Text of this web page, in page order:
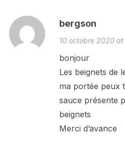
bergson
10 octobre 2020 at
bonjour
Les beignets de
ma portée peux
sauce présente
beignets
Merci d’avance